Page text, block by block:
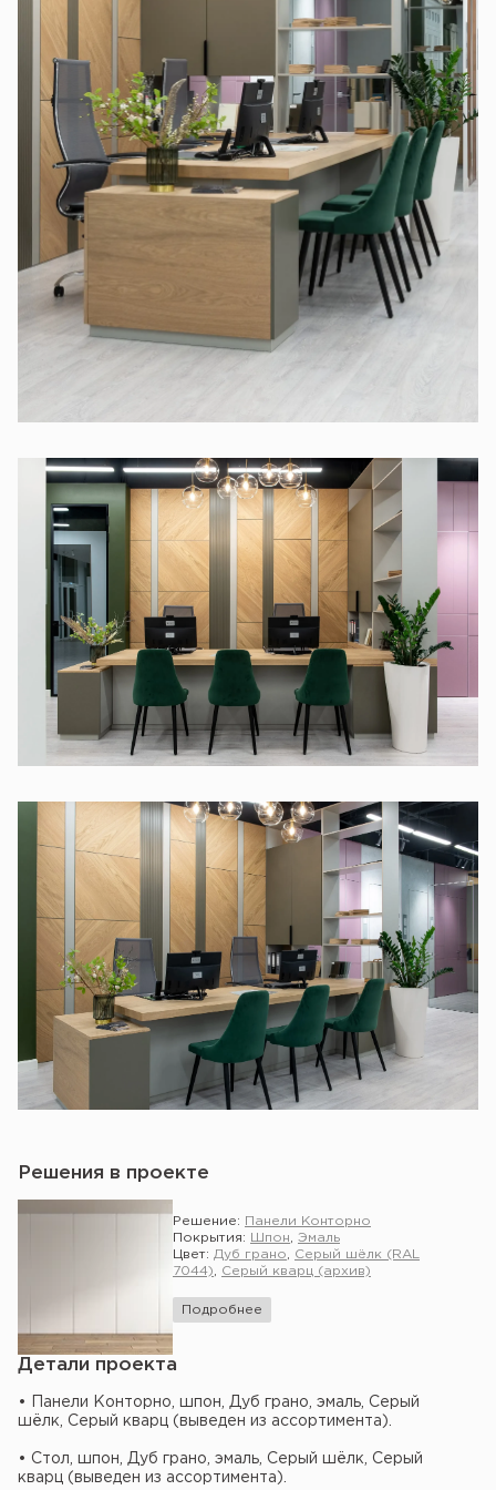
Решения в проекте
Решение:
Панели Конторно
Покрытия:
Шпон
Эмаль
Цвет: Дуб грано
Серый шёлк (RAL
7044)
Серый кварц (архив)
Подробнее
Детали проекта
• Панели Конторно, шпон, Дуб грано, эмаль, Серый
шёлк, Серый кварц (выведен из ассортимента).
• Стол, шпон, Дуб грано, эмаль, Серый шёлк, Серый
кварц (выведен из ассортимента).